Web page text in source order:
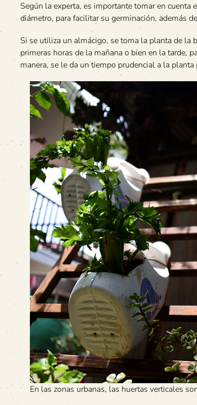
Según la experta, es importante tomar en cuenta
diámetro, para facilitar su germinación, además
Si se utiliza un almácigo, se toma la planta de la
primeras horas de la mañana o bien en la tarde,
manera, se le da un tiempo prudencial a la
En las zonas urbanas, las huertas verticales